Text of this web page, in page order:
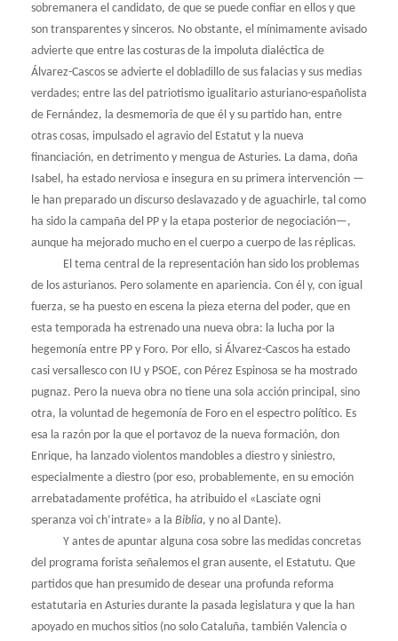
sobremanera el candidato, de que se puede confiar en ellos y que
son transparentes y sinceros. No obstante, el mínimamente avisado
advierte que entre las costuras de la impoluta dialéctica de
Álvarez-Cascos se advierte el dobladillo de sus falacias y sus medias
verdades; entre las del patriotismo igualitario asturiano-españolista
de Fernández, la desmemoria de que él y su partido han, entre
otras cosas, impulsado el agravio del Estatut y la nueva
financiación, en detrimento y mengua de Asturies. La dama, doña
Isabel, ha estado nerviosa e insegura en su primera intervención —
le han preparado un discurso deslavazado y de aguachirle, tal como
ha sido la campaña del PP y la etapa posterior de negociación—,
aunque ha mejorado mucho en el cuerpo a cuerpo de las réplicas.
El tema central de la representación han sido los problemas
de los asturianos. Pero solamente en apariencia. Con él y, con igual
fuerza, se ha puesto en escena la pieza eterna del poder, que en
esta temporada ha estrenado una nueva obra: la lucha por la
hegemonía entre PP y Foro. Por ello, si Álvarez-Cascos ha estado
casi versallesco con IU y PSOE, con Pérez Espinosa se ha mostrado
pugnaz. Pero la nueva obra no tiene una sola acción principal, sino
otra, la voluntad de hegemonía de Foro en el espectro político. Es
esa la razón por la que el portavoz de la nueva formación, don
Enrique, ha lanzado violentos mandobles a diestro y siniestro,
especialmente a diestro (por eso, probablemente, en su emoción
arrebatadamente profética, ha atribuido el «Lasciate ogni
speranza voi ch’intrate» a la Biblia, y no al Dante).
Y antes de apuntar alguna cosa sobre las medidas concretas
del programa forista señalemos el gran ausente, el Estatutu. Que
partidos que han presumido de desear una profunda reforma
estatutaria en Asturies durante la pasada legislatura y que la han
apoyado en muchos sitios (no solo Cataluña, también Valencia o